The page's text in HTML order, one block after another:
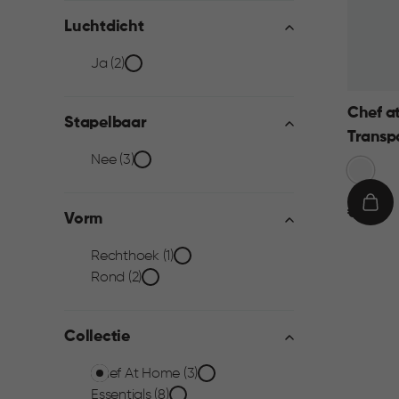
Luchtdicht
Luchtdicht
filter
Ja (2)
Stapelbaar
Stapelbaar
filter
Nee (3)
Vorm
Vorm
Rechthoek (1)
Rond (2)
Collectie
Collectie
Chef At Home (3)
Essentials (8)
Chef
€€ 9,95
IN